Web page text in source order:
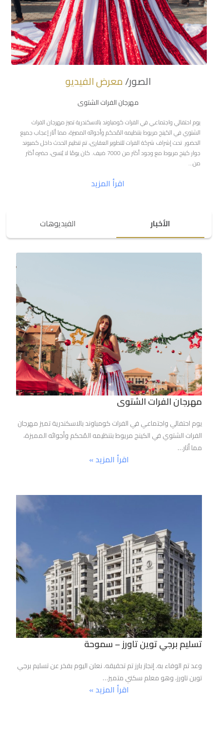
الصور/معرض الفيديو
مهرجان الفرات الشتوى
يوم احتفالي واجتماعي في الفرات كومباوند بالاسكندرية تميز مهرجان الفرات
الشتوي في الكينج مريوط بتنظيمه المُحكم وأجوائه المميزة، مما أثار إعجاب جميع
الحضور. تحت إشراف شركة الفرات للتطوير العقارى، تم تنظيم الحدث داخل كمبوند
جوار كينج مريوط مع وجود أكثر من 7000 ضيف. كان يومًا لا يُنسى، حضره أكثر
من…
اقرأ المزيد
الأخبار الفيديوهات
مهرجان الفرات الشتوى
يوم احتفالي واجتماعي في الفرات كومباوند بالاسكندرية تميز مهرجان
الفرات الشتوي في الكينج مريوط بتنظيمه المُحكم وأجوائه المميزة،
مما أثار…
اقرأ المزيد »
تسليم برجي توين تاورز – سموحة
وعد تم الوفاء به. إنجاز بارز تم تحقيقه. نعلن اليوم بفخر عن تسليم برجي
توين تاورز، وهو معلم سكني متميز…
اقرأ المزيد »